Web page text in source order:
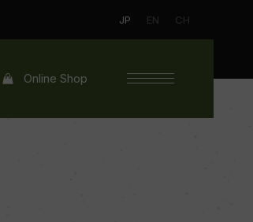
JP EN CH
Online Shop